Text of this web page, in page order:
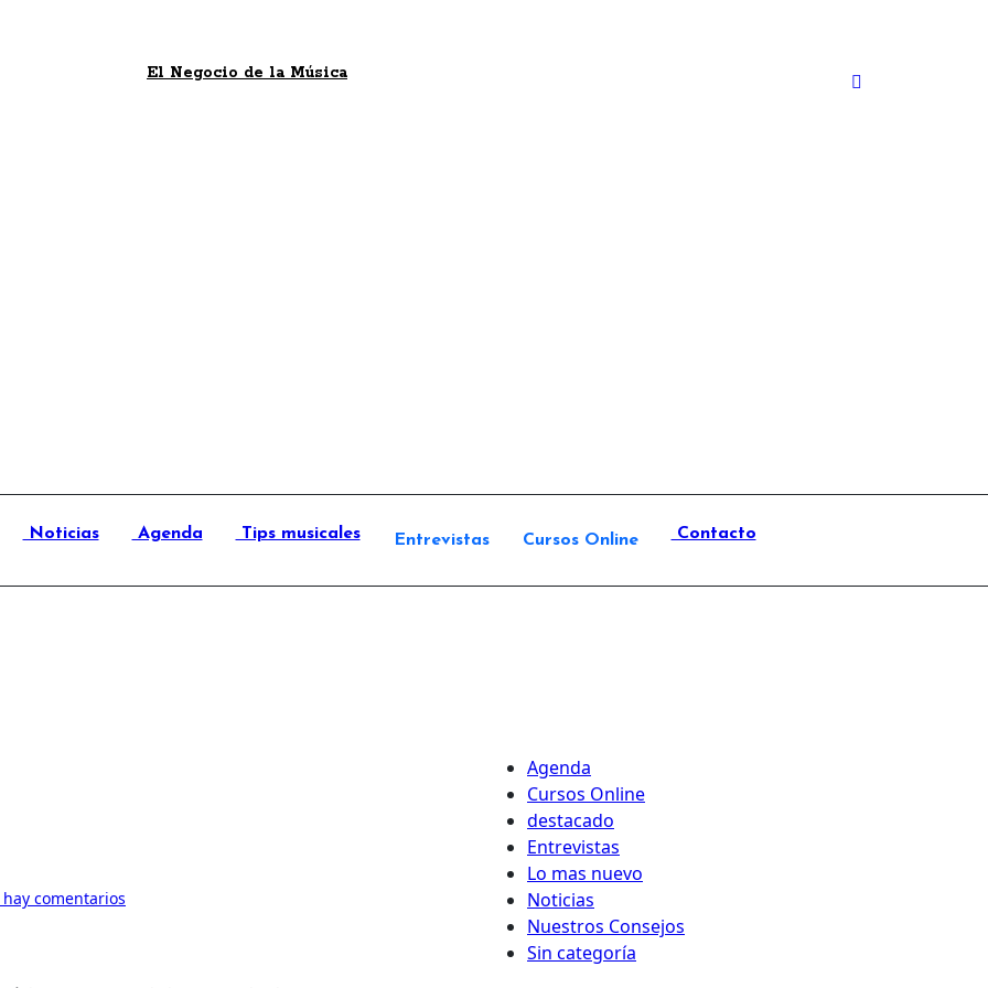
El Negocio de la Música
Noticias Agenda Tips musicales Entrevistas Cursos Online Contacto
hay comentarios
Agenda
Cursos Online
destacado
Entrevistas
Lo mas nuevo
Noticias
Nuestros Consejos
Sin categoría